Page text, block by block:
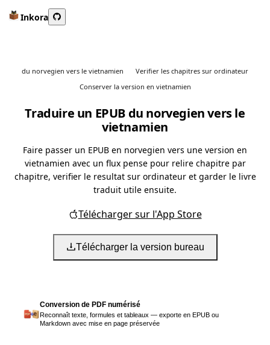
Inkora
du norvegien vers le vietnamien
Verifier les chapitres sur ordinateur
Conserver la version en vietnamien
Traduire un EPUB du norvegien vers le
vietnamien
Faire passer un EPUB en norvegien vers une version en
vietnamien avec un flux pense pour relire chapitre par
chapitre, verifier le resultat sur ordinateur et garder le livre
traduit utile ensuite.
Télécharger sur l'App Store
Télécharger la version bureau
Conversion de PDF numérisé
Reconnaît texte, formules et tableaux — exporte en EPUB ou
Markdown avec mise en page préservée